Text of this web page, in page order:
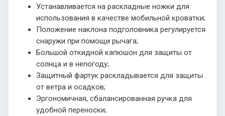
Устанавливается на раскладные ножки для
использования в качестве мобильной кроватки;
Положение наклона подголовника регулируется
снаружи при помощи рычага;
Большой откидной капюшон для защиты от
солнца и в непогоду;
Защитный фартук раскладывается для защиты
от ветра и осадков;
Эргономичная, сбалансированная ручка для
удобной переноски;